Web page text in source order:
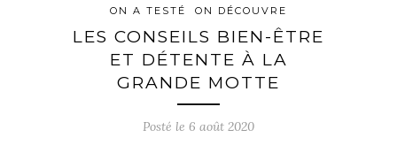
ON A TESTÉ ON DÉCOUVRE
LES CONSEILS BIEN-ÊTRE
ET DÉTENTE À LA
GRANDE MOTTE
Posté le 6 août 2020